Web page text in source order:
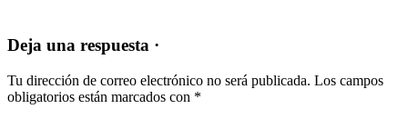
Deja una respuesta ·
Tu dirección de correo electrónico no será publicada. Los campos
obligatorios están marcados con *